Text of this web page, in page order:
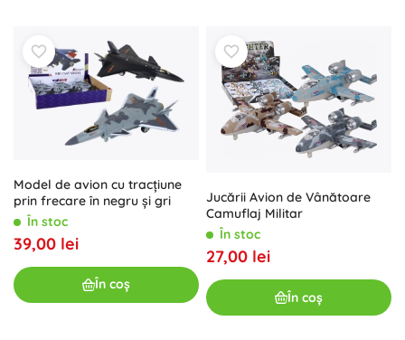
Model de avion cu tracțiune
prin frecare în negru și gri
În stoc
39,00 lei
În coș
Jucării Avion de Vânătoare
Camuflaj Militar
În stoc
27,00 lei
În coș